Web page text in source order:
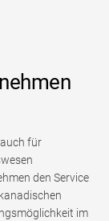
für
den Service
im